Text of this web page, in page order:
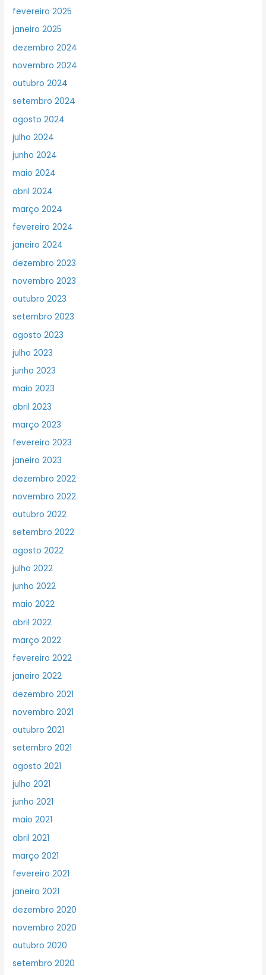
fevereiro 2025
janeiro 2025
dezembro 2024
novembro 2024
outubro 2024
setembro 2024
agosto 2024
julho 2024
junho 2024
maio 2024
abril 2024
março 2024
fevereiro 2024
janeiro 2024
dezembro 2023
novembro 2023
outubro 2023
setembro 2023
agosto 2023
julho 2023
junho 2023
maio 2023
abril 2023
março 2023
fevereiro 2023
janeiro 2023
dezembro 2022
novembro 2022
outubro 2022
setembro 2022
agosto 2022
julho 2022
junho 2022
maio 2022
abril 2022
março 2022
fevereiro 2022
janeiro 2022
dezembro 2021
novembro 2021
outubro 2021
setembro 2021
agosto 2021
julho 2021
junho 2021
maio 2021
abril 2021
março 2021
fevereiro 2021
janeiro 2021
dezembro 2020
novembro 2020
outubro 2020
setembro 2020